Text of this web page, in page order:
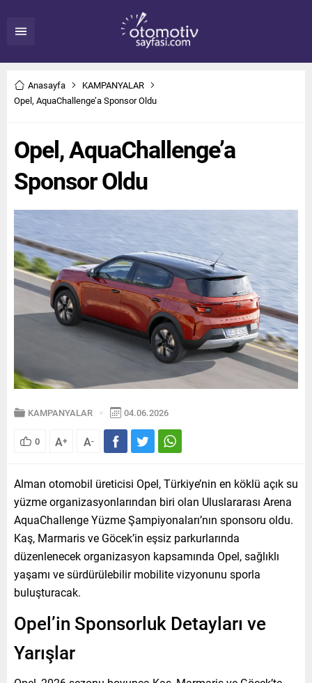
Anasayfa
KAMPANYALAR
Opel, AquaChallenge’a Sponsor Oldu
Opel, AquaChallenge’a
Sponsor Oldu
KAMPANYALAR 04.06.2026
0 A+ A-
Alman otomobil üreticisi Opel, Türkiye’nin en köklü açık su
yüzme organizasyonlarından biri olan Uluslararası Arena
AquaChallenge Yüzme Şampiyonaları’nın sponsoru oldu.
Kaş, Marmaris ve Göcek’in eşsiz parkurlarında
düzenlenecek organizasyon kapsamında Opel, sağlıklı
yaşamı ve sürdürülebilir mobilite vizyonunu sporla
buluşturacak.
Opel’in Sponsorluk Detayları ve
Yarışlar